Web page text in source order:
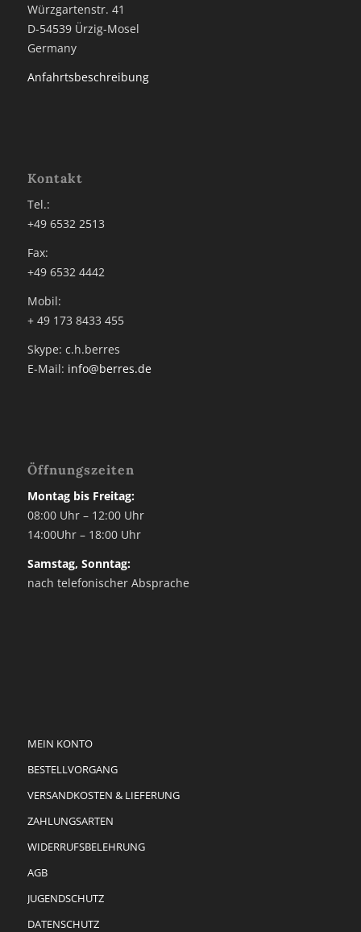
Würzgartenstr. 41
D-54539 Ürzig-Mosel
Germany
Anfahrtsbeschreibung
Kontakt
Tel.:
+49 6532 2513
Fax:
+49 6532 4442
Mobil:
+ 49 173 8433 455
Skype: c.h.berres
E-Mail: info@berres.de
Öffnungszeiten
Montag bis Freitag:
08:00 Uhr – 12:00 Uhr
14:00Uhr – 18:00 Uhr
Samstag, Sonntag:
nach telefonischer Absprache
MEIN KONTO
BESTELLVORGANG
VERSANDKOSTEN & LIEFERUNG
ZAHLUNGSARTEN
WIDERRUFSBELEHRUNG
AGB
JUGENDSCHUTZ
DATENSCHUTZ